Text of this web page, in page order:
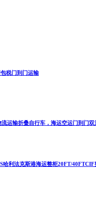
税门到门运输
运输折叠自行车，海运空运门到门双
利法克斯港海运整柜20FT/